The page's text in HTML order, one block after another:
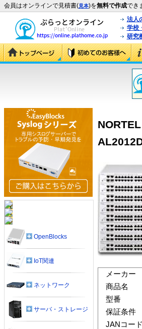
会員はオンラインで見積書(見本)を無料で作成でき
法人
学校
研究
メーカー
商品名
型番
保証条件
JANコード
OpenBlocks
IoT関連
ネットワーク
サーバ・ストレージ